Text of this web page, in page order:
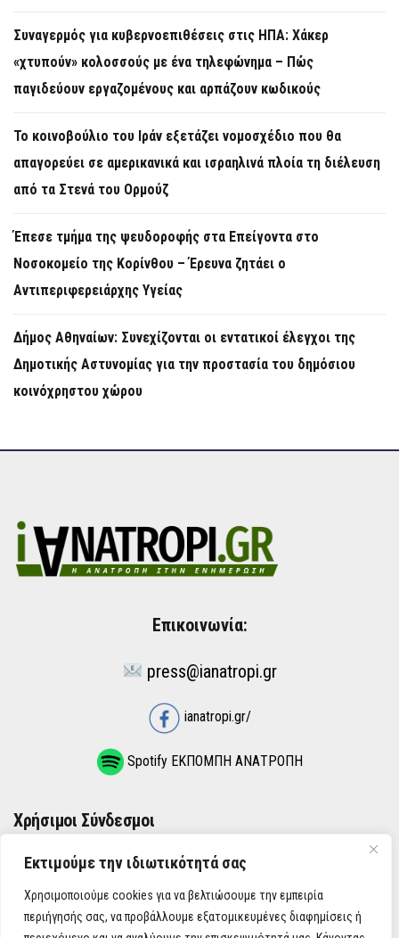
Εκτιμούμε την ιδιωτικότητά σας
Χρησιμοποιούμε cookies για να βελτιώσουμε την εμπειρία
περιήγησής σας, να προβάλλουμε εξατομικευμένες διαφημίσεις ή
Συναγερμός για κυβερνοεπιθέσεις στις ΗΠΑ: Χάκερ
«χτυπούν» κολοσσούς με ένα τηλεφώνημα – Πώς
παγιδεύουν εργαζομένους και αρπάζουν κωδικούς
Το κοινοβούλιο του Ιράν εξετάζει νομοσχέδιο που θα
απαγορεύει σε αμερικανικά και ισραηλινά πλοία τη διέλευση
από τα Στενά του Ορμούζ
Έπεσε τμήμα της ψευδοροφής στα Επείγοντα στο
Νοσοκομείο της Κορίνθου – Έρευνα ζητάει ο
Αντιπεριφερειάρχης Υγείας
Δήμος Αθηναίων: Συνεχίζονται οι εντατικοί έλεγχοι της
Δημοτικής Αστυνομίας για την προστασία του δημόσιου
κοινόχρηστου χώρου
Επικοινωνία:
press@ianatropi.gr
ianatropi.gr/
Spotify ΕΚΠΟΜΠΗ ΑΝΑΤΡΟΠΗ
Χρήσιμοι Σύνδεσμοι
ΌΡΟΙ ΧΡΉΣΗΣ
ΠΟΛΙΤΙΚΉ ΑΠΟΡΡΉΤΟΥ